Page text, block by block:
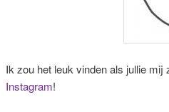
Ik zou het leuk vinden als jullie mij
Instagram!